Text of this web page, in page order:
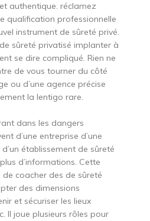
authentique. réclamez
qualification professionnelle
instrument de sûreté privé.
sûreté privatisé implanter à
se dire compliqué. Rien ne
de vous tourner du côté
ou d’une agence précise
la lentigo rare.
dans les dangers
d’une entreprise d’une
établissement de sûreté
d’informations. Cette
coacher des de sûreté
des dimensions
et sécuriser les lieux
Il joue plusieurs rôles pour